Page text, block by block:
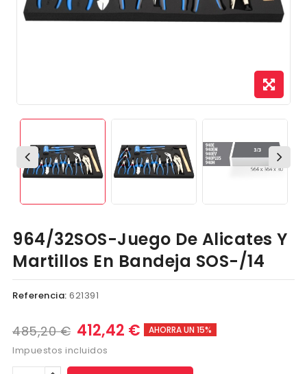
964/32SOS-Juego De Alicates Y
Martillos En Bandeja SOS-/14
Referencia: 621391
485,20 € 412,42 € AHORRA UN 15%
Impuestos incluidos